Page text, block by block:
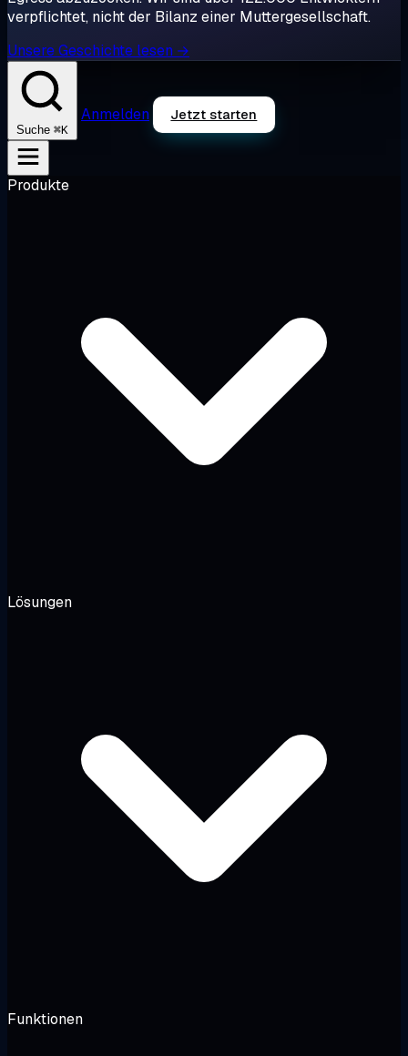
verpflichtet, nicht der Bilanz einer Muttergesellschaft.
Unsere Geschichte lesen →
Suche ⌘K
Anmelden Jetzt starten
Produkte
Lösungen
Funktionen